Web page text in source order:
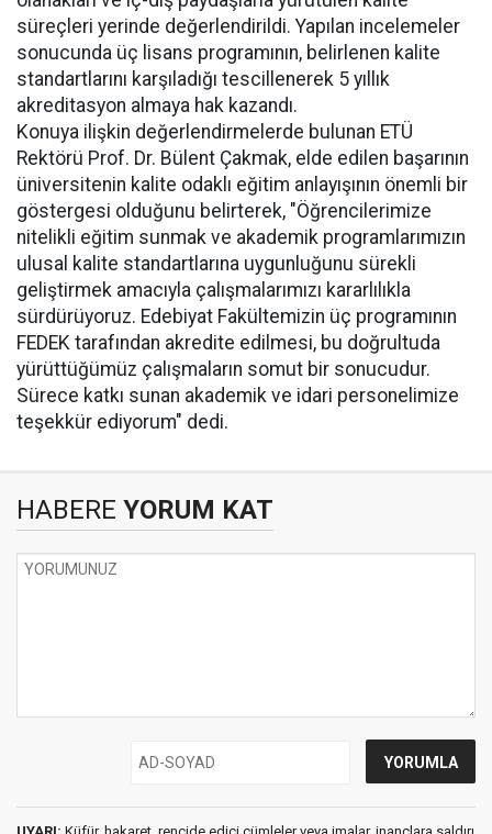
süreçleri yerinde değerlendirildi. Yapılan incelemeler
sonucunda üç lisans programının, belirlenen kalite
standartlarını karşıladığı tescillenerek 5 yıllık
akreditasyon almaya hak kazandı.
Konuya ilişkin değerlendirmelerde bulunan ETÜ
Rektörü Prof. Dr. Bülent Çakmak, elde edilen başarının
üniversitenin kalite odaklı eğitim anlayışının önemli bir
göstergesi olduğunu belirterek, "Öğrencilerimize
nitelikli eğitim sunmak ve akademik programlarımızın
ulusal kalite standartlarına uygunluğunu sürekli
geliştirmek amacıyla çalışmalarımızı kararlılıkla
sürdürüyoruz. Edebiyat Fakültemizin üç programının
FEDEK tarafından akredite edilmesi, bu doğrultuda
yürüttüğümüz çalışmaların somut bir sonucudur.
Sürece katkı sunan akademik ve idari personelimize
teşekkür ediyorum" dedi.
HABERE YORUM KAT